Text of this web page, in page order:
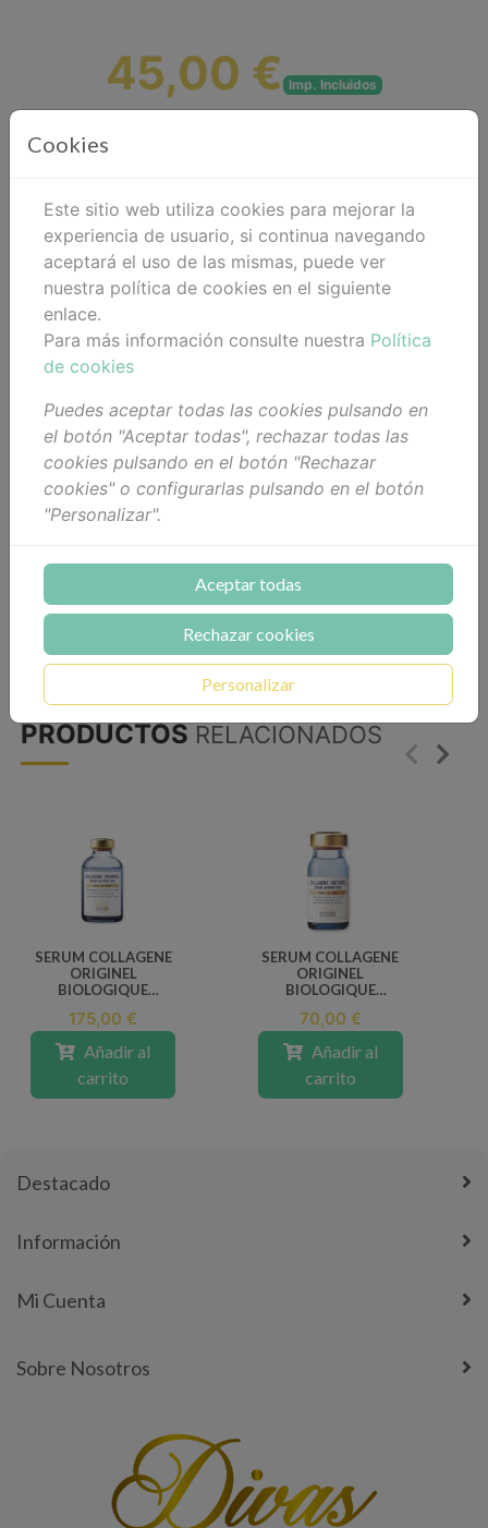
45,00 € Imp. Incluidos
Añadir al carrito
Compartir
Descripción
Detalles
Adjuntos
Sérum biomarino desintoxicante y energético.
Recomendado para pieles estresadas, asfixiadas
PRODUCTOSRELACIONADOS
SERUM COLLAGENE
ORIGINEL
BIOLOGIQUE
175,00 €
Añadir al
carrito
SERUM COLLAGENE
ORIGINEL
BIOLOGIQUE
70,00 €
Añadir al
carrito
Destacado
Información
Mi Cuenta
Sobre Nosotros
Cookies
Este sitio web utiliza cookies para mejorar la
experiencia de usuario, si continua navegando
aceptará el uso de las mismas, puede ver
nuestra política de cookies en el siguiente
enlace.
Para más información consulte nuestra Política
de cookies
Puedes aceptar todas las cookies pulsando en
el botón "Aceptar todas", rechazar todas las
cookies pulsando en el botón "Rechazar
cookies" o configurarlas pulsando en el botón
"Personalizar".
Aceptar todas
Rechazar cookies
Personalizar